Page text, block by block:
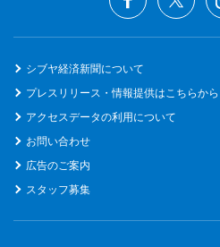
シブヤ経済新聞について
プレスリリース・情報提供はこちらから
アクセスデータの利用について
お問い合わせ
広告のご案内
スタッフ募集